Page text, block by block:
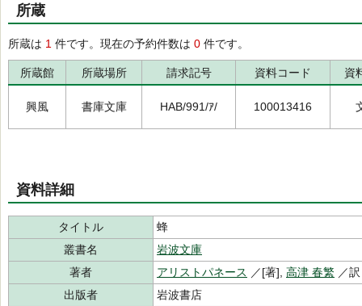
所蔵
所蔵は 1 件です。現在の予約件数は 0 件です。
所蔵館 所蔵場所 請求記号 資料コード 資
興風 書庫文庫 HAB/991/ｱ/ 100013416
資料詳細
タイトル
蜂
叢書名
岩波文庫
著者
アリストパネース ／[著], 高津 春繁 ／
出版者
岩波書店